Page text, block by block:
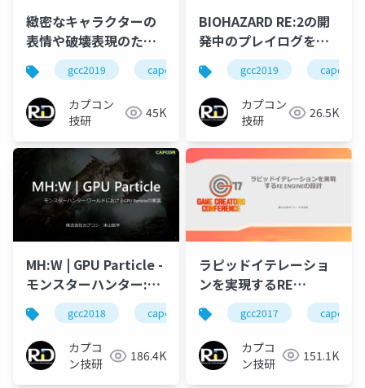
緻密なキャラクターの
表情や破壊表現のため
のコンピュートシェー
ダによるメッシュアニ
メーション
gcc2019 capcom re engine r&d
カプコン
技研
45K
BIOHAZARD RE:2の開
発中のプレイログを収
集した成果と過程
gcc2019 capcom
カプコン
技研
26.5K
MH:W | GPU Particle -
モンスターハンター:ワ
ールドにおけるGPU
Particleの実装
gcc2018 capcom r&d カプコン
カプコ
ン技研
186.4K
ラピッドイテレーショ
ンを実現するRE
ENGINEの設計
gcc2017 capcom
カプコ
ン技研
151.1K